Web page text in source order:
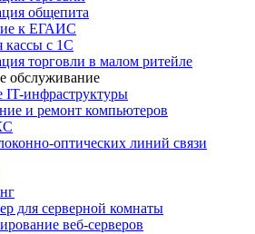
общепита
к ЕГАИС
кассы с 1С
торговли в малом ритейле
обслуживание
IT-инфраструктуры
и ремонт компьютеров
оптических линий связи
для серверной комнаты
веб-серверов